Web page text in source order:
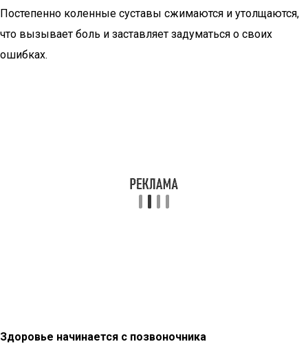
Постепенно коленные суставы сжимаются и утолщаются,
что вызывает боль и заставляет задуматься о своих
ошибках.
Здоровье начинается с позвоночника